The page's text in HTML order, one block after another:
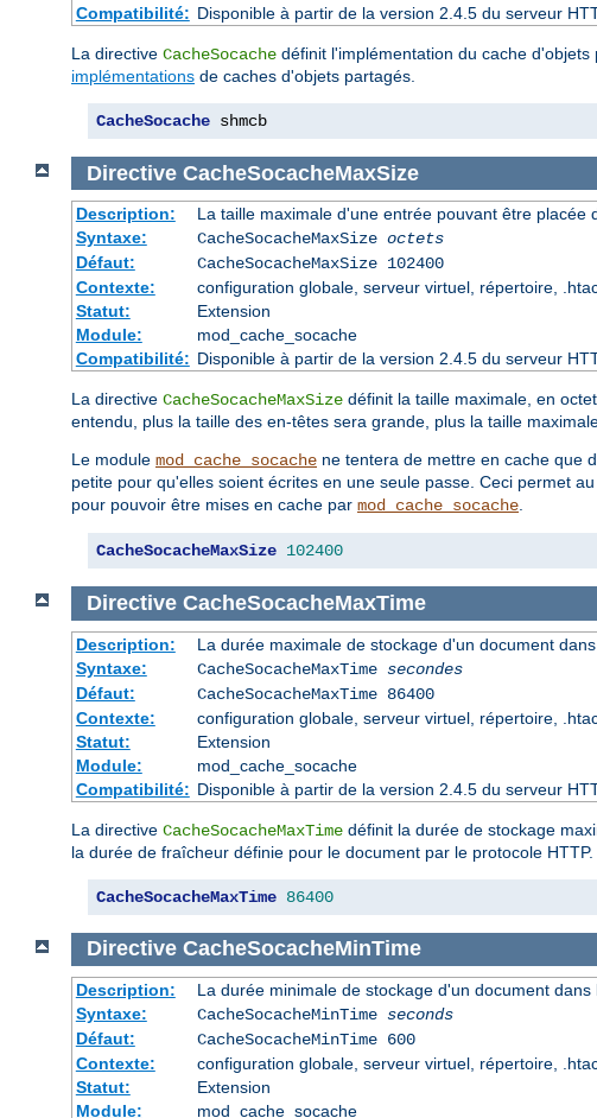
Compatibilité: Disponible à partir de la version 2.4.5 du serveur
La directive CacheSocache définit l'implémentation du cache
implémentations de caches d'objets partagés.
CacheSocache shmcb
Directive CacheSocacheMaxSize
Description:
La taille maximale d'une entrée pouvant être placée
Syntaxe:
CacheSocacheMaxSize octets
Défaut:
CacheSocacheMaxSize 102400
Contexte:
configuration globale, serveur virtuel, répertoire,
Statut:
Extension
Module:
mod_cache_socache
Compatibilité: Disponible à partir de la version 2.4.5 du serveur
La directive CacheSocacheMaxSize définit la taille maximale, en
entendu, plus la taille des en-têtes sera grande, plus la taille
Le module mod_cache_socache ne tentera de mettre en cache que
petite pour qu'elles soient écrites en une seule passe. Ceci permet
pour pouvoir être mises en cache par mod_cache_socache.
CacheSocacheMaxSize 102400
Directive CacheSocacheMaxTime
Description:
La durée maximale de stockage d'un document
Syntaxe:
CacheSocacheMaxTime secondes
Défaut:
CacheSocacheMaxTime 86400
Contexte:
configuration globale, serveur virtuel, répertoire,
Statut:
Extension
Module:
mod_cache_socache
Compatibilité: Disponible à partir de la version 2.4.5 du serveur
La directive CacheSocacheMaxTime définit la durée de stockage
la durée de fraîcheur définie pour le document par le protocole HTTP.
CacheSocacheMaxTime 86400
Directive CacheSocacheMinTime
Description:
La durée minimale de stockage d'un document dans
Syntaxe:
CacheSocacheMinTime seconds
Défaut:
CacheSocacheMinTime 600
Contexte:
configuration globale, serveur virtuel, répertoire,
Statut:
Extension
Module:
mod_cache_socache